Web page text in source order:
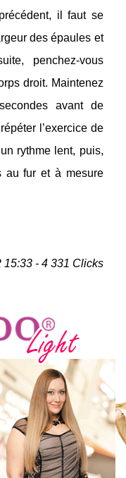
il faut se
des épaules et
penchez-vous
droit. Maintenez
avant de
l’exercice de
rythme lent, puis,
au fur et à mesure
15:33 - 4 331 Clicks